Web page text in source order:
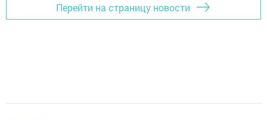
Перейти на страницу новости